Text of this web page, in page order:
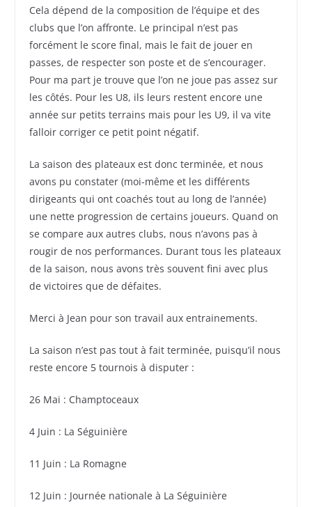
Cela dépend de la composition de l’équipe et des
clubs que l’on affronte. Le principal n’est pas
forcément le score final, mais le fait de jouer en
passes, de respecter son poste et de s’encourager.
Pour ma part je trouve que l’on ne joue pas assez sur
les côtés. Pour les U8, ils leurs restent encore une
année sur petits terrains mais pour les U9, il va vite
falloir corriger ce petit point négatif.
La saison des plateaux est donc terminée, et nous
avons pu constater (moi-même et les différents
dirigeants qui ont coachés tout au long de l’année)
une nette progression de certains joueurs. Quand on
se compare aux autres clubs, nous n’avons pas à
rougir de nos performances. Durant tous les plateaux
de la saison, nous avons très souvent fini avec plus
de victoires que de défaites.
Merci à Jean pour son travail aux entrainements.
La saison n’est pas tout à fait terminée, puisqu’il nous
reste encore 5 tournois à disputer :
26 Mai : Champtoceaux
4 Juin : La Séguinière
11 Juin : La Romagne
12 Juin : Journée nationale à La Séguinière